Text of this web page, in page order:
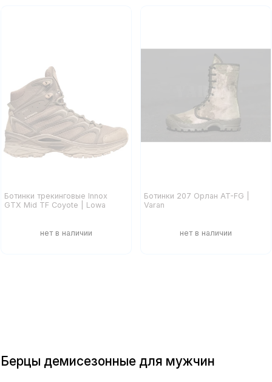
Ботинки трекинговые Innox
GTX Mid TF Coyote | Lowa
Ботинки 207 Орлан AT-FG |
Varan
Берцы демисезонные для мужчин